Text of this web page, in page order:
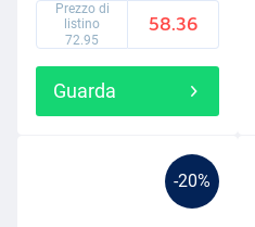
Prezzo di
listino
72.95
58.36
Guarda
-20%